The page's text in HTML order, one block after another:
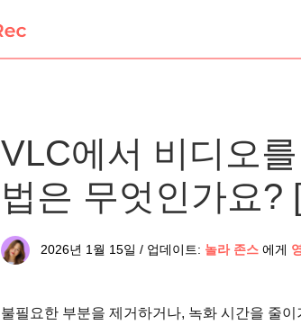
VLC에서 비디오
법은 무엇인가요?
2026년 1월 15일 / 업데이트: 놀라 존스 에게
불필요한 부분을 제거하거나, 녹화 시간을 줄